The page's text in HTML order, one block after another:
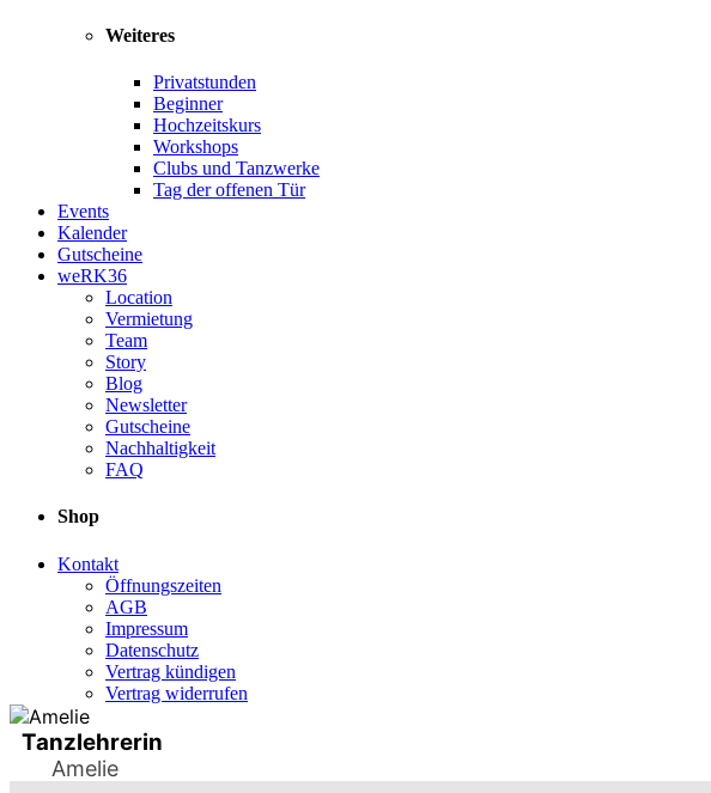
Weiteres
Privatstunden
Beginner
Hochzeitskurs
Workshops
Clubs und Tanzwerke
Tag der offenen Tür
Events
Kalender
Gutscheine
weRK36
Location
Vermietung
Team
Story
Blog
Newsletter
Gutscheine
Nachhaltigkeit
FAQ
Shop
Kontakt
Öffnungszeiten
AGB
Impressum
Datenschutz
Vertrag kündigen
Vertrag widerrufen
Tanzlehrerin
Amelie